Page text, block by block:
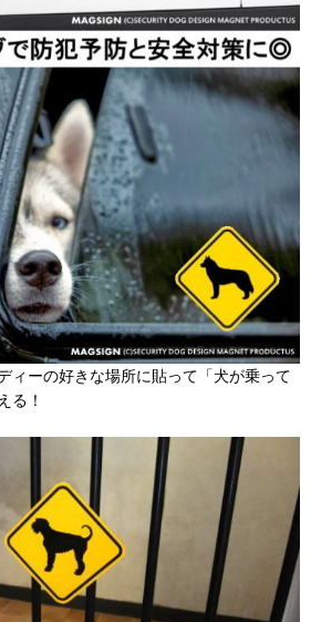
ィーの好きな場所に貼って「犬が乗って
る！